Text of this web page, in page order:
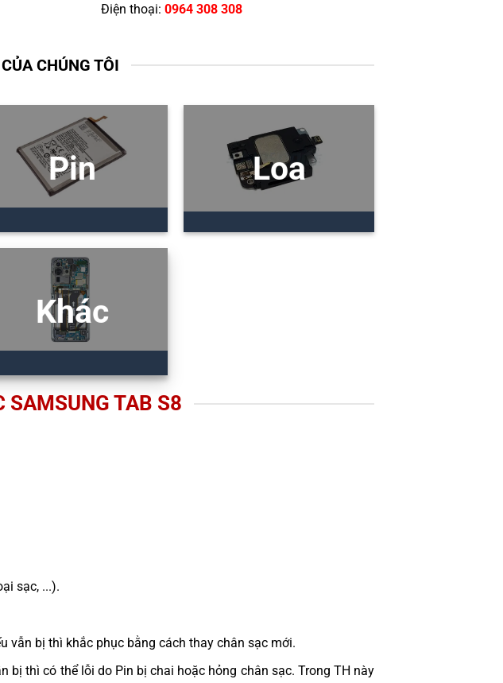
Điện thoại: 0964 308 308
CHÚNG TÔI
Pin Loa
Khác
SAMSUNG TAB S8
sạc, ...).
vẫn bị thì khắc phục bằng cách thay chân sạc mới.
thì có thể lỗi do Pin bị chai hoặc hỏng chân sạc. Trong TH này